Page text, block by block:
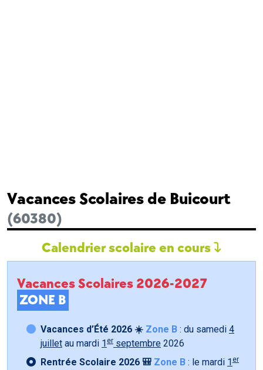
Vacances Scolaires de Buicourt
(60380)
Calendrier scolaire en cours
Vacances Scolaires 2026-2027
ZONE B
Vacances d’Été 2026 ☀️ Zone B : du samedi 4
juillet au mardi 1 er septembre 2026
Rentrée Scolaire 2026 🎒 Zone B : le mardi 1 er